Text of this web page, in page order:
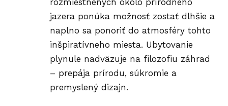
jazera ponúka možnosť zostať dlhšie a
naplno sa ponoriť do atmosféry tohto
inšpiratívneho miesta. Ubytovanie
plynule nadväzuje na filozofiu záhrad
– prepája prírodu, súkromie a
premyslený dizajn.